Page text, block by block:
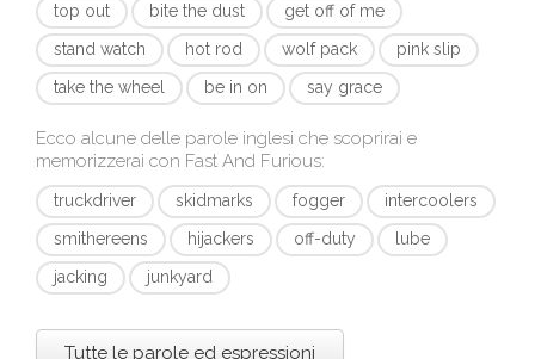
top out bite the dust
get off of me
stand watch
hot rod wolf pack
pink slip
take the wheel
be in on say grace
Ecco alcune delle parole inglesi che scoprirai e
memorizzerai con Fast And Furious:
truckdriver skidmarks fogger
intercoolers
smithereens
hijackers off-duty
lube
jacking
junkyard
Tutte le parole ed espressioni